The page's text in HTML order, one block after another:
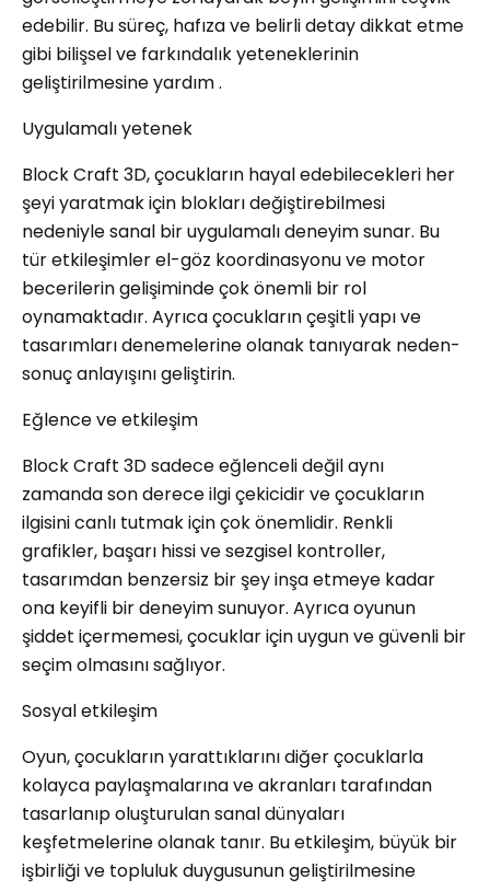
edebilir. Bu süreç, hafıza ve belirli detay dikkat etme
gibi bilişsel ve farkındalık yeteneklerinin
geliştirilmesine yardım .
Uygulamalı yetenek
Block Craft 3D, çocukların hayal edebilecekleri her
şeyi yaratmak için blokları değiştirebilmesi
nedeniyle sanal bir uygulamalı deneyim sunar. Bu
tür etkileşimler el-göz koordinasyonu ve motor
becerilerin gelişiminde çok önemli bir rol
oynamaktadır. Ayrıca çocukların çeşitli yapı ve
tasarımları denemelerine olanak tanıyarak neden-
sonuç anlayışını geliştirin.
Eğlence ve etkileşim
Block Craft 3D sadece eğlenceli değil aynı
zamanda son derece ilgi çekicidir ve çocukların
ilgisini canlı tutmak için çok önemlidir. Renkli
grafikler, başarı hissi ve sezgisel kontroller,
tasarımdan benzersiz bir şey inşa etmeye kadar
ona keyifli bir deneyim sunuyor. Ayrıca oyunun
şiddet içermemesi, çocuklar için uygun ve güvenli bir
seçim olmasını sağlıyor.
Sosyal etkileşim
Oyun, çocukların yarattıklarını diğer çocuklarla
kolayca paylaşmalarına ve akranları tarafından
tasarlanıp oluşturulan sanal dünyaları
keşfetmelerine olanak tanır. Bu etkileşim, büyük bir
işbirliği ve topluluk duygusunun geliştirilmesine